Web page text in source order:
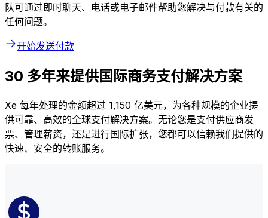
队可通过即时聊天、电话或电子邮件帮助您解决与付款有关的
任何问题。
开始发送付款
30 多年来提供国际商务支付解决方案
Xe 每年处理的金额超过 1,150 亿美元，为各种规模的企业提
供可靠、高效的全球支付解决方案。无论您是支付供应商发
票、管理薪资，还是进行国际扩张，您都可以信赖我们提供的
快速、安全的转账服务。